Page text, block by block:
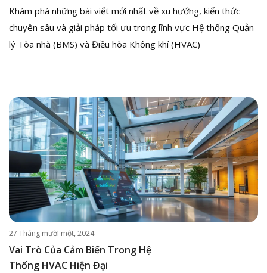
Khám phá những bài viết mới nhất về xu hướng, kiến thức
chuyên sâu và giải pháp tối ưu trong lĩnh vực Hệ thống Quản
lý Tòa nhà (BMS) và Điều hòa Không khí (HVAC)
27 Tháng mười một, 2024
Vai Trò Của Cảm Biến Trong Hệ
Thống HVAC Hiện Đại